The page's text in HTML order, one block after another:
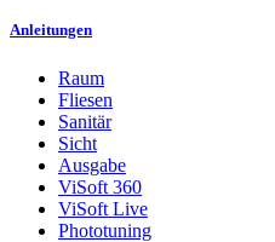
Anleitungen
Raum
Fliesen
Sanitär
Sicht
Ausgabe
ViSoft 360
ViSoft Live
Phototuning